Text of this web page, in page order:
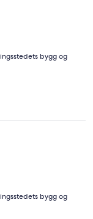
bygg og
bygg og